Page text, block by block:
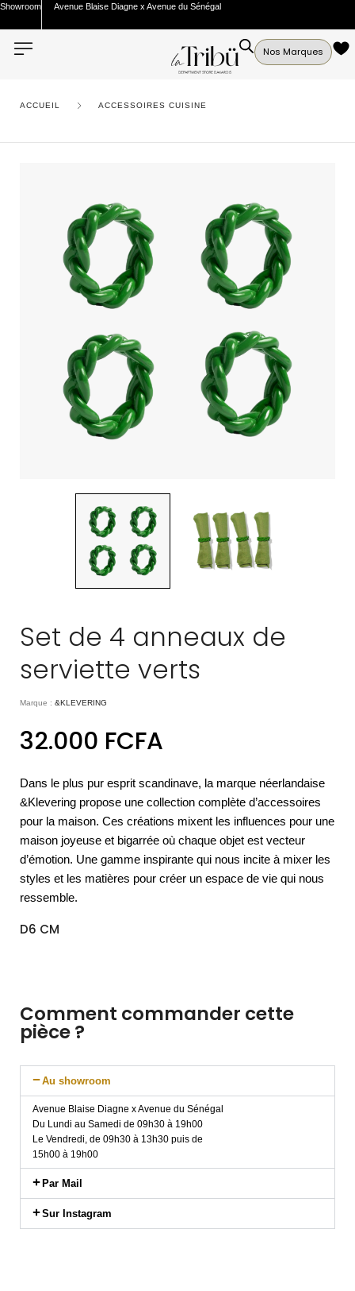
Showroom Avenue Blaise Diagne x Avenue du Sénégal
Nos Marques
ACCUEIL ACCESSOIRES CUISINE
Set de 4 anneaux de
serviette verts
Marque : &KLEVERING
32.000 FCFA
Dans le plus pur esprit scandinave, la marque néerlandaise
&Klevering propose une collection complète d’accessoires
pour la maison. Ces créations mixent les influences pour une
maison joyeuse et bigarrée où chaque objet est vecteur
d’émotion. Une gamme inspirante qui nous incite à mixer les
styles et les matières pour créer un espace de vie qui nous
ressemble.
D6 CM
Comment commander cette
pièce ?
Au showroom
Avenue Blaise Diagne x Avenue du Sénégal
Du Lundi au Samedi de 09h30 à 19h00
Le Vendredi, de 09h30 à 13h30 puis de
15h00 à 19h00
Par Mail
Sur Instagram